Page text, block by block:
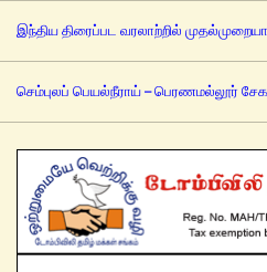
இந்திய திரைப்பட வரலாற்றில்
செம்புலப் பெயல்நீராய் – பெரணமல்லூர்